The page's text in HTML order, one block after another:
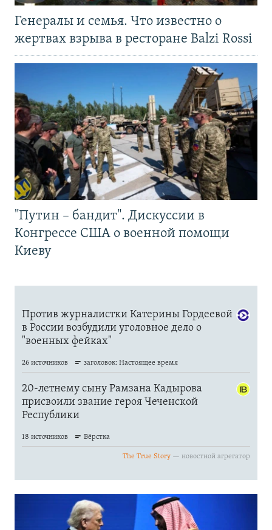
Генералы и семья. Что известно о
жертвах взрыва в ресторане Balzi Rossi
"Путин – бандит". Дискуссии в
Конгрессе США о военной помощи
Киеву